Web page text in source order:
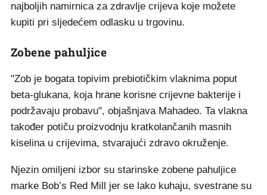
najboljih namirnica za zdravlje crijeva koje možete
kupiti pri sljedećem odlasku u trgovinu.
Zobene pahuljice
"Zob je bogata topivim prebiotičkim vlaknima poput
beta-glukana, koja hrane korisne crijevne bakterije i
podržavaju probavu", objašnjava Mahadeo. Ta vlakna
također potiču proizvodnju kratkolančanih masnih
kiselina u crijevima, stvarajući zdravo okruženje.
Njezin omiljeni izbor su starinske zobene pahuljice
marke Bob’s Red Mill jer se lako kuhaju, svestrane su